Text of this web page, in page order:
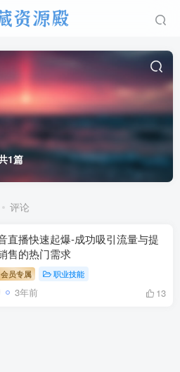
1篇
评论
直播快速起爆-成功吸引流量与提
售的热门需求
员专属 职业技能
3年前 13